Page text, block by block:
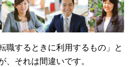
職するときに利用するもの」と
、それは間違いです。